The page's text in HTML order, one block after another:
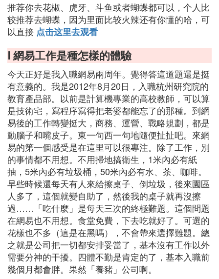
推荐你去花椒、虎牙、斗鱼或者蝴蝶都可以，个人比
较推荐去蝴蝶，因为里面比较火辣还有你懂的哈，可
以直接 点击这里去观看
Ⅰ 網易工作是種怎樣的體驗
今天正好是我入職網易兩周年。覺得答這道題還是挺
有意義的。我是2012年8月20日，入職杭州研究院的
教育產品部。以前是計算機專業的高校教師，可以算
是技術宅，寫程序寫得把老婆都能忘了的那種。到網
易後的工作轉變挺大，商務、運營、戰略規劃，都是
動腦子和嘴皮子。東一句西一句地隨便扯扯吧。來網
易的第一個感受是在這里可以很專注。除了工作，別
的事情都不用想。不用掃地搞衛生，1米內必有紙
抽，5米內必有垃圾桶，50米內必有水、茶、咖啡。
早些時候還每天有人來給擦桌子、倒垃圾，後來園區
人多了，這個就變自助了，然後我的桌子就再沒擦
過……「吃什麼」是每天三次的終極難題。這個問題
在網易也不用想。食堂免費，下去吃就好了。可選的
花樣也不多（這是在黑嗎），不會帶來選擇難題。總
之就是公司把一切都安排妥當了，基本沒有工作以外
需要分神的干擾。四體不勤是肯定的了，基本入職前
幾個月都會胖。果然「養豬」公司啊。